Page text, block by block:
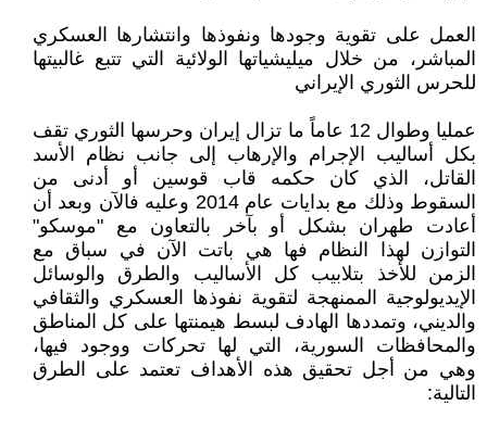
العمل على تقوية وجودها ونفوذها وانتشارها العسكري
المباشر، من خلال ميليشياتها الولائية التي تتبع غالبيتها
للحرس الثوري الإيراني
عمليا وطوال 12 عاماً ما تزال إيران وحرسها الثوري تقف
بكل أساليب الإجرام والإرهاب إلى جانب نظام الأسد
القاتل، الذي كان حكمه قاب قوسين أو أدنى من
السقوط وذلك مع بدايات عام 2014 وعليه فالآن وبعد أن
أعادت طهران بشكل أو بآخر بالتعاون مع "موسكو"
التوازن لهذا النظام فها هي باتت الآن في سباق مع
الزمن للأخذ بتلابيب كل الأساليب والطرق والوسائل
الإيديولوجية الممنهجة لتقوية نفوذها العسكري والثقافي
والديني، وتمددها الهادف لبسط هيمنتها على كل المناطق
والمحافظات السورية، التي لها تحركات ووجود فيها،
وهي من أجل تحقيق هذه الأهداف تعتمد على الطرق
التالية: